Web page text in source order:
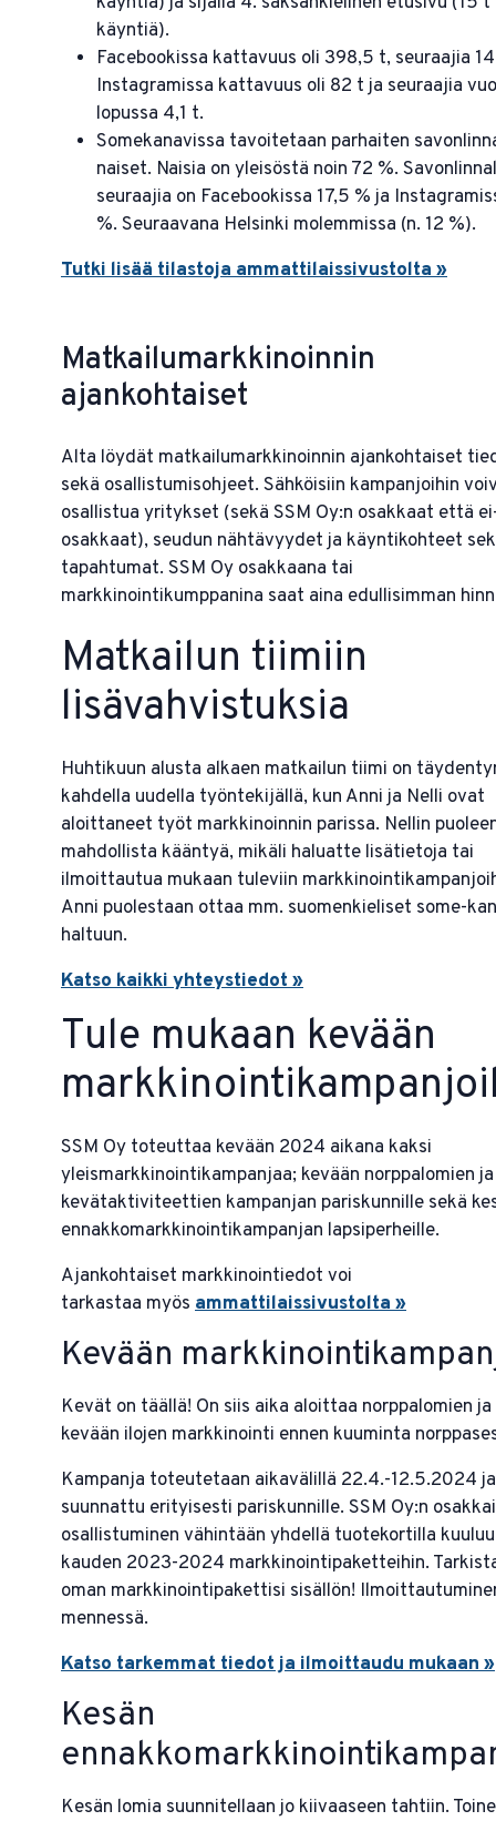
käyntiä).
Facebookissa kattavuus oli 398,5 t, seuraajia
Instagramissa kattavuus oli 82 t ja seuraajia
lopussa 4,1 t.
Somekanavissa tavoitetaan parhaiten
naiset. Naisia on yleisöstä noin 72 %.
seuraajia on Facebookissa 17,5 % ja
%. Seuraavana Helsinki molemmissa (n. 12 %).
Tutki lisää tilastoja ammattilaissivustolta »
Matkailumarkkinoinnin
ajankohtaiset
Alta löydät matkailumarkkinoinnin ajankohtaiset
sekä osallistumisohjeet. Sähköisiin kampanjoihin
osallistua yritykset (sekä SSM Oy:n osakkaat että
osakkaat), seudun nähtävyydet ja käyntikohteet
tapahtumat. SSM Oy osakkaana tai
markkinointikumppanina saat aina edullisimman
Matkailun tiimiin
lisävahvistuksia
Huhtikuun alusta alkaen matkailun tiimi on
kahdella uudella työntekijällä, kun Anni ja Nelli ovat
aloittaneet työt markkinoinnin parissa. Nellin
mahdollista kääntyä, mikäli haluatte lisätietoja tai
ilmoittautua mukaan tuleviin
Anni puolestaan ottaa mm. suomenkieliset some-
haltuun.
Katso kaikki yhteystiedot »
Tule mukaan kevään
SSM Oy toteuttaa kevään 2024 aikana kaksi
yleismarkkinointikampanjaa; kevään norppalomien
kevätaktiviteettien kampanjan pariskunnille sekä
ennakkomarkkinointikampanjan lapsiperheille.
Ajankohtaiset markkinointiedot voi
tarkastaa myös ammattilaissivustolta »
Kevään
Kevät on täällä! On siis aika aloittaa norppalomien
kevään ilojen markkinointi ennen kuuminta
Kampanja toteutetaan aikavälillä 22.4.-12.5.2024
suunnattu erityisesti pariskunnille. SSM Oy:n
osallistuminen vähintään yhdellä tuotekortilla kuuluu
kauden 2023-2024 markkinointipaketteihin.
oman markkinointipakettisi sisällön!
mennessä.
Katso tarkemmat tiedot ja ilmoittaudu mukaan »
Kesän
Kesän lomia suunnitellaan jo kiivaaseen tahtiin.